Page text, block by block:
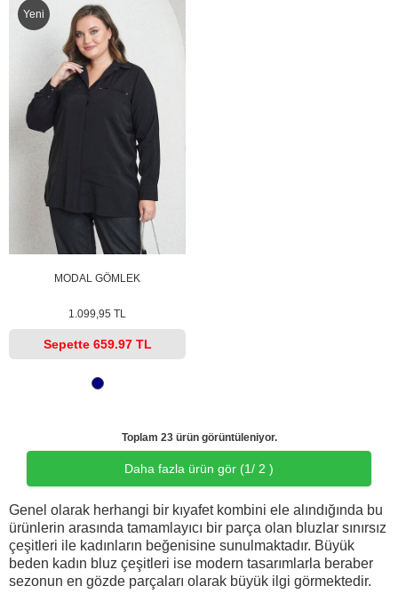
Yeni
MODAL GÖMLEK
1.099,95 TL
Sepette 659.97 TL
Toplam 23 ürün görüntüleniyor.
Daha fazla ürün gör (1/ 2 )
Genel olarak herhangi bir kıyafet kombini ele alındığında bu
ürünlerin arasında tamamlayıcı bir parça olan bluzlar sınırsız
çeşitleri ile kadınların beğenisine sunulmaktadır. Büyük
beden kadın bluz çeşitleri ise modern tasarımlarla beraber
sezonun en gözde parçaları olarak büyük ilgi görmektedir.